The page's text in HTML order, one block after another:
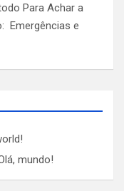
Para Achar a
Emergências e
mundo!